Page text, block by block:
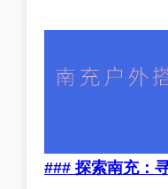
### 探索南充：